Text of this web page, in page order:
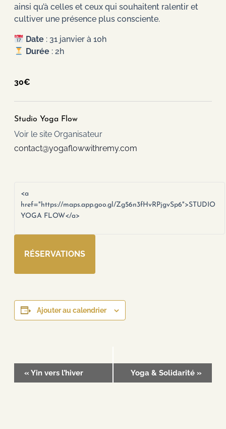
ainsi qu’à celles et ceux qui souhaitent ralentir et
cultiver une présence plus consciente.
Date: 31 janvier à 10h
Durée: 2h
30€
Studio Yoga Flow
Voir le site Organisateur
contact@yogaflowwithremy.com
<a
href="https://maps.app.goo.gl/Zg56n3fHvRPjgvSp6">STUDIO
YOGA FLOW</a>
RÉSERVATIONS
Ajouter au calendrier
Évènement
« Yin vers l’hiver Yoga & Solidarité »